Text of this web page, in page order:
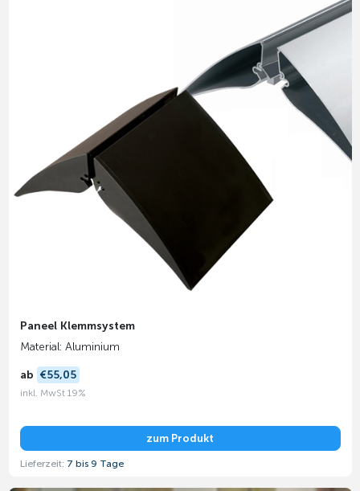
Paneel Klemmsystem
Material: Aluminium
ab €55,05
inkl. MwSt 19%
zum Produkt
Lieferzeit: 7 bis 9 Tage